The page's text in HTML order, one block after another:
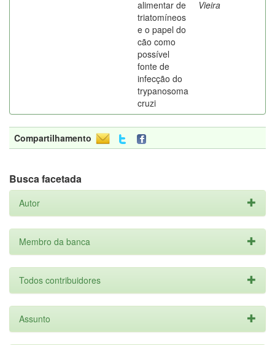
alimentar de
triatomíneos
e o papel do
cão como
possível
fonte de
infecção do
trypanosoma
cruzi
Vieira
Compartilhamento
Busca facetada
Autor
Membro da banca
Todos contribuidores
Assunto